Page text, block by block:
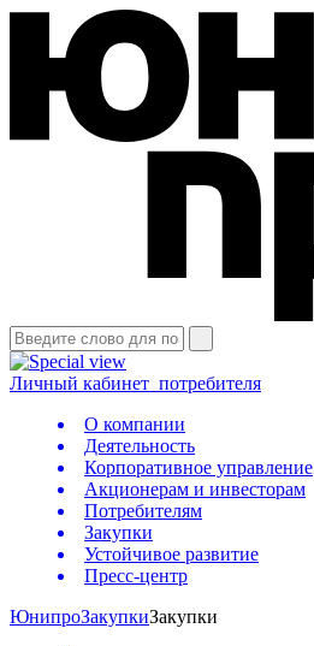
Личный кабинет потребителя
О компании
Деятельность
Корпоративное управление
Акционерам и инвесторам
Потребителям
Закупки
Устойчивое развитие
Пресс-центр
ЮнипроЗакупкиЗакупки